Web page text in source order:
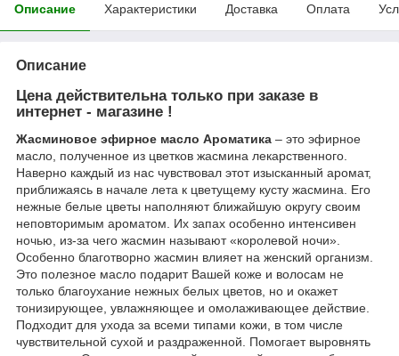
Описание Характеристики Доставка Оплата
Описание
Цена действительна только при заказе в
интернет - магазине !
Жасминовое эфирное масло Ароматика – это эфирное
масло, полученное из цветков жасмина лекарственного.
Наверно каждый из нас чувствовал этот изысканный аромат,
приближаясь в начале лета к цветущему кусту жасмина. Его
нежные белые цветы наполняют ближайшую округу своим
неповторимым ароматом. Их запах особенно интенсивен
ночью, из-за чего жасмин называют «королевой ночи».
Особенно благотворно жасмин влияет на женский организм.
Это полезное масло подарит Вашей коже и волосам не
только благоухание нежных белых цветов, но и окажет
тонизирующее, увлажняющее и омолаживающее действие.
Подходит для ухода за всеми типами кожи, в том числе
чувствительной сухой и раздраженной. Помогает выровнять